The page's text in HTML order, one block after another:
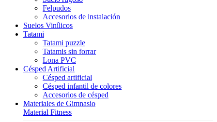
Felpudos
Accesorios de instalación
Suelos Vinílicos
Tatami
Tatami puzzle
Tatamis sin forrar
Lona PVC
Césped Artificial
Césped artificial
Césped infantil de colores
Accesorios de césped
Materiales de Gimnasio
Material Fitness